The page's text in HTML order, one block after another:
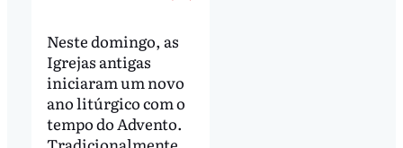
Neste domingo, as
Igrejas antigas
iniciaram um novo
ano litúrgico com o
tempo do Advento.